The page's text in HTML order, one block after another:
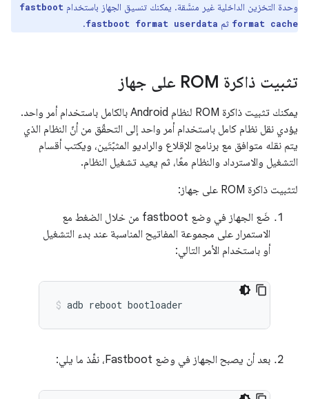
وحدة التخزين الداخلية غير منسَّقة. يمكنك تنسيق الجهاز باستخدام fastboot
format cache ثم fastboot format userdata
.
تثبيت ذاكرة ROM على جهاز
يمكنك تثبيت ذاكرة ROM لنظام Android بالكامل باستخدام أمر واحد.
يؤدي نقل نظام كامل باستخدام أمر واحد إلى التحقّق من أنّ النظام الذي
يتم نقله متوافق مع برنامج الإقلاع والراديو المثبّتَين، ويكتب أقسام
التشغيل والاسترداد والنظام معًا، ثم يعيد تشغيل النظام.
لتثبيت ذاكرة ROM على جهاز:
ضَع الجهاز في وضع fastboot من خلال الضغط مع
الاستمرار على مجموعة المفاتيح المناسبة عند بدء التشغيل
أو باستخدام الأمر التالي:
adb reboot bootloader
بعد أن يصبح الجهاز في وضع Fastboot، نفِّذ ما يلي: